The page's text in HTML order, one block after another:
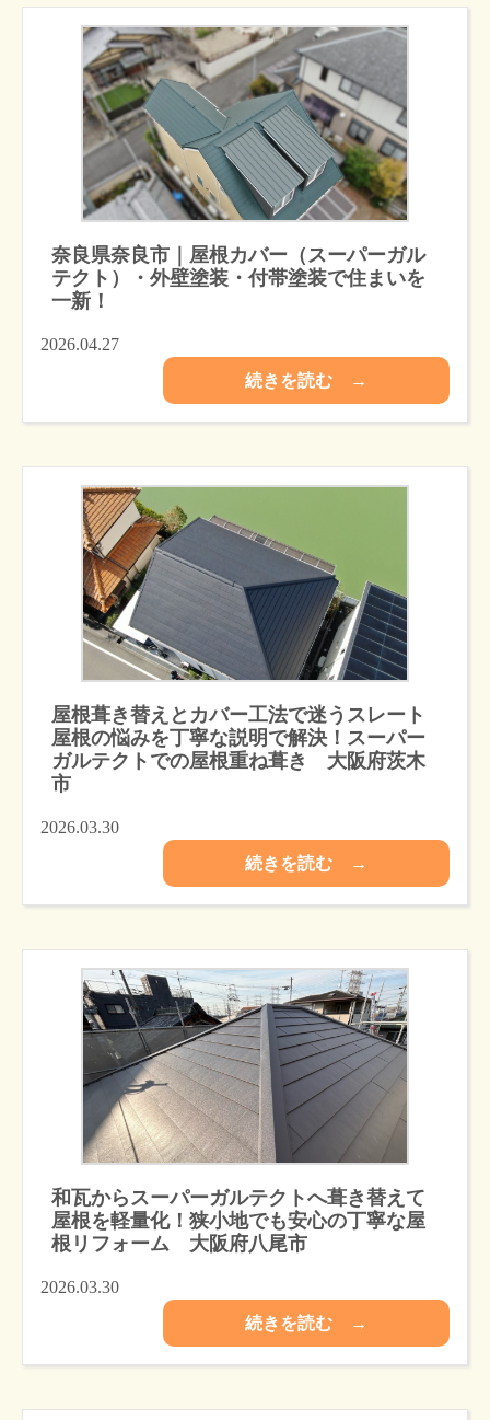
奈良県奈良市｜屋根カバー（スーパーガル
テクト）・外壁塗装・付帯塗装で住まいを
一新！
2026.04.27
続きを読む →
屋根葺き替えとカバー工法で迷うスレート
屋根の悩みを丁寧な説明で解決！スーパー
ガルテクトでの屋根重ね葺き 大阪府茨木
市
2026.03.30
続きを読む →
和瓦からスーパーガルテクトへ葺き替えて
屋根を軽量化！狭小地でも安心の丁寧な屋
根リフォーム 大阪府八尾市
2026.03.30
続きを読む →